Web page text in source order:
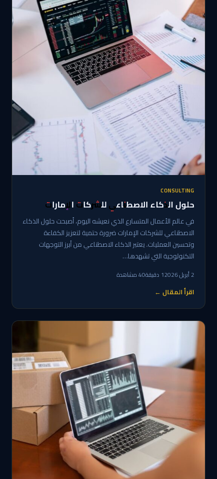
CONSULTING
حلول الذكاء الاصطناعي للشركات الإمارات
في عالم الأعمال المتسارع الذي نعيشه اليوم، أصبحت حلول الذكاء
الاصطناعي للشركات الإمارات ضرورة حتمية لتعزيز الكفاءة
وتحسين العمليات. يعتبر الذكاء الاصطناعي من أبرز التوجهات
التكنولوجية التي تشهدها…
2 أبريل 2026 1 دقيقة 40 مشاهدة
اقرأ المقال ←